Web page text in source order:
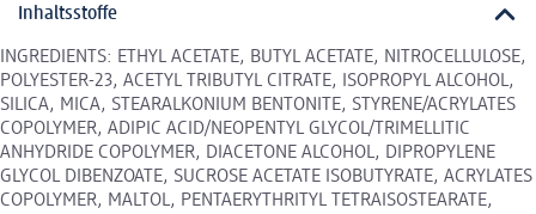
Inhaltsstoffe
INGREDIENTS: ETHYL ACETATE, BUTYL ACETATE, NITROCELLULOSE,
POLYESTER-23, ACETYL TRIBUTYL CITRATE, ISOPROPYL ALCOHOL,
SILICA, MICA, STEARALKONIUM BENTONITE, STYRENE/ACRYLATES
COPOLYMER, ADIPIC ACID/NEOPENTYL GLYCOL/TRIMELLITIC
ANHYDRIDE COPOLYMER, DIACETONE ALCOHOL, DIPROPYLENE
GLYCOL DIBENZOATE, SUCROSE ACETATE ISOBUTYRATE, ACRYLATES
COPOLYMER, MALTOL, PENTAERYTHRITYL TETRAISOSTEARATE,